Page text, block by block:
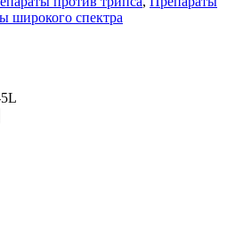
широкого спектра